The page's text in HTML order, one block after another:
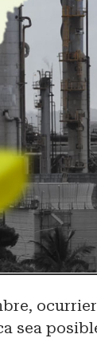
sea